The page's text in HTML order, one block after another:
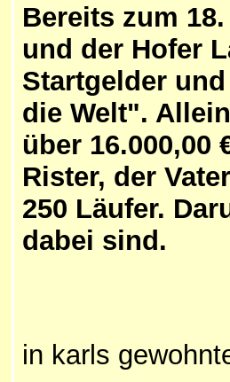
Bereits zum
und der Hofer
Startgelder
die Welt".
über
Rister, der
250 Läufer.
dabei sind.
in karls